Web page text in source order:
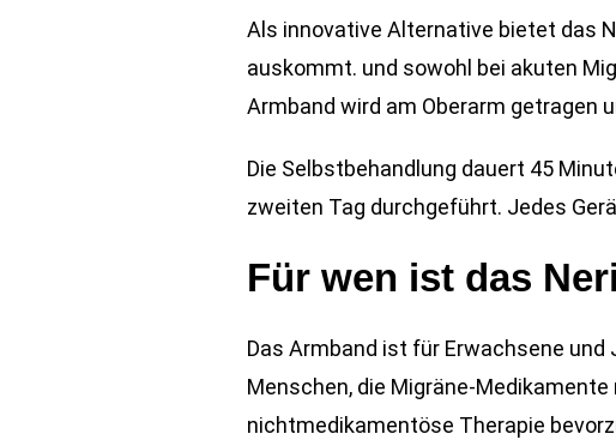
Als innovative Alternative bietet das
auskommt. und sowohl bei akuten
Armband wird am Oberarm getragen
Die Selbstbehandlung dauert 45
zweiten Tag durchgeführt. Jedes
Für wen ist das
Das Armband ist für Erwachsene
Menschen, die Migräne-
nichtmedikamentöse Therapie